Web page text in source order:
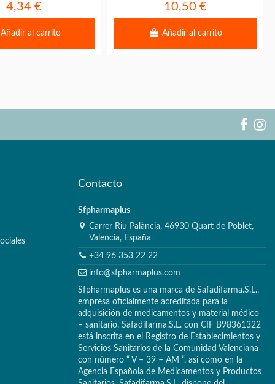
4,34 €
Añadir al carrito
10,50 €
Añadir al carrito
Contacto
Sfpharmaplus
Carrer Riu Palància, 46930 Quart de Poblet,
Valencia, España
+34 96 353 22 22
info@sfpharmaplus.com
Sfpharmaplus es una marca de Safadifarma.S.L.,
empresa oficialmente acreditada para la
adquisición de medicamentos y material médico
– sanitario. Safadifarma.S.L. con CIF B98361322
está inscrita en el Registro de Establecimientos y
Servicios Sanitarios de la Comunidad Valenciana
con número “ V – 39 – AM “, así como en la
Agencia Española de Medicamentos y Productos